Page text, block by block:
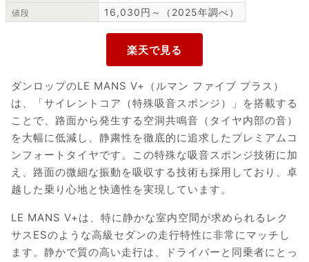
値段 16,030円～（2025年調べ）
ダンロップのLE MANS V+（ルマン ファイブ プラス）
は、「サイレントコア（特殊吸音スポンジ）」を搭載する
ことで、路面から発生する空洞共鳴音（タイヤ内部の音）
を大幅に低減し、静粛性を徹底的に追求したプレミアムコ
ンフォートタイヤです。この特殊な吸音スポンジ技術に加
え、路面の微細な振動を吸収する技術も採用しており、卓
越した乗り心地と快適性を実現しています。
LE MANS V+は、特に静かな室内空間が求められるレク
サスESのような高級セダンの走行特性に非常にマッチし
ます。静かで質の高い走行は、ドライバーと同乗者にとっ